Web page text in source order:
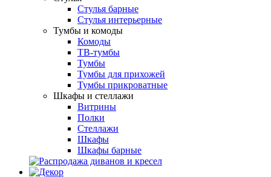
Стулья барные
Стулья интерьерные
Тумбы и комоды
Комоды
ТВ-тумбы
Тумбы
Тумбы для прихожей
Тумбы прикроватные
Шкафы и стеллажи
Витрины
Полки
Стеллажи
Шкафы
Шкафы барные